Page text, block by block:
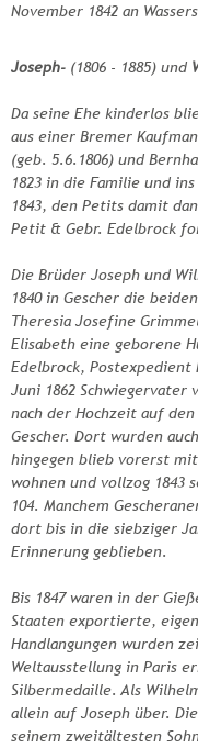
November 1842 an
Joseph- (1806 - 1885) und
Da seine Ehe kinderlos
aus einer Bremer
(geb. 5.6.1806) und
1823 in die Familie und
1843, den Petits damit
Petit & Gebr. Edelbrock
Die Brüder Joseph und
1840 in Gescher die
Theresia Josefine
Elisabeth eine geborene
Edelbrock, Postexpedient
Juni 1862 Schwiegervater
nach der Hochzeit auf
Gescher. Dort wurden
hingegen blieb vorerst
wohnen und vollzog 1843
104. Manchem
dort bis in die siebziger
Erinnerung geblieben.
Bis 1847 waren in der
Staaten exportierte,
Handlangungen wurden
Weltausstellung in Paris
Silbermedaille. Als
allein auf Joseph über.
seinem zweitältesten